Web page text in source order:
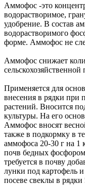
Аммофос -это
водорастворимое,
удобрение. В состав
водорастворимого
форме. Аммофос не
Аммофос снижает
Применяется для
внесения в рядки при
растений. Вносится
культуры. На его
Аммофос вносят
также в подкормку в
аммофоса 20-30 г на 1
почв бедных
требуется в почву
лунки под картофель
посеве свеклы в рядки